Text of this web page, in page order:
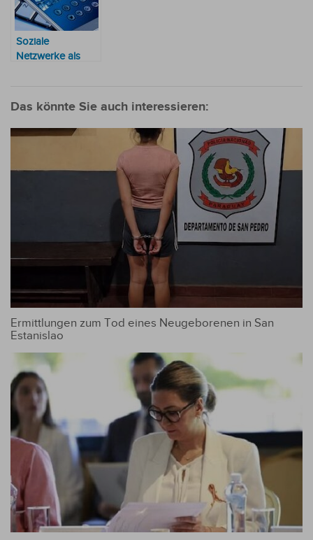
Soziale
Netzwerke als
vorgestellt
Das könnte Sie auch interessieren:
Ermittlungen zum Tod eines Neugeborenen in San
Estanislao